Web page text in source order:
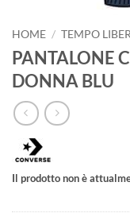
HOME / TEMPO
PANTALONE
DONNA BLU
Il prodotto non è